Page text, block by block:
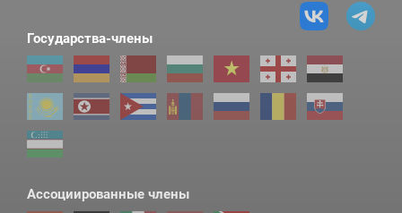
Государства-члены
Ассоциированные члены